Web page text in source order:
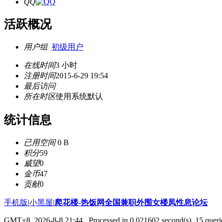
QQ
活跃概况
用户组 初级用户
在线时间3 小时
注册时间2015-6-29 19:54
最后访问
所在时区使用系统默认
统计信息
已用空间0 B
积分59
威望0
金币47
贡献0
手机版|小黑屋|爬花楼-热饭网全国兼职外围女楼凤性息论坛
GMT+8, 2026-8-8 21:44 , Processed in 0.021602 second(s), 15